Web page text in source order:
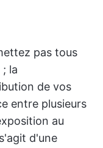
pas tous
la
de vos
entre plusieurs
au
d'une